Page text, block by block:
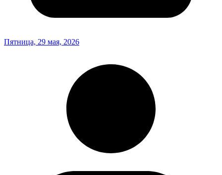
Пятница, 29 мая, 2026